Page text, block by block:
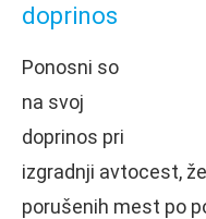
doprinos
Ponosni so
na svoj
doprinos pri
izgradnji avtocest,
porušenih mest po